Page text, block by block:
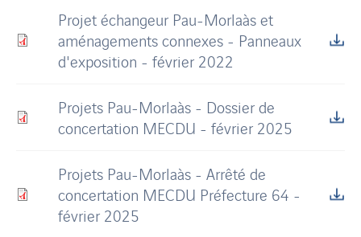
Projet échangeur Pau-Morlaàs et
aménagements connexes - Panneaux
d'exposition - février 2022
Projets Pau-Morlaàs - Dossier de
concertation MECDU - février 2025
Projets Pau-Morlaàs - Arrêté de
concertation MECDU Préfecture 64 -
février 2025